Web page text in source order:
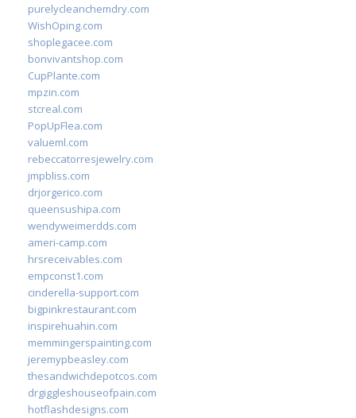
purelycleanchemdry.com
WishOping.com
shoplegacee.com
bonvivantshop.com
CupPlante.com
mpzin.com
stcreal.com
PopUpFlea.com
valueml.com
rebeccatorresjewelry.com
jmpbliss.com
drjorgerico.com
queensushipa.com
wendyweimerdds.com
ameri-camp.com
hrsreceivables.com
empconst1.com
cinderella-support.com
bigpinkrestaurant.com
inspirehuahin.com
memmingerspainting.com
jeremypbeasley.com
thesandwichdepotcos.com
drgiggleshouseofpain.com
hotflashdesigns.com